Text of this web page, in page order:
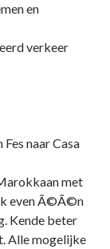
en
verkeer
naar Casa
met
even Ã©Ã©n
Kende beter
Alle mogelijke